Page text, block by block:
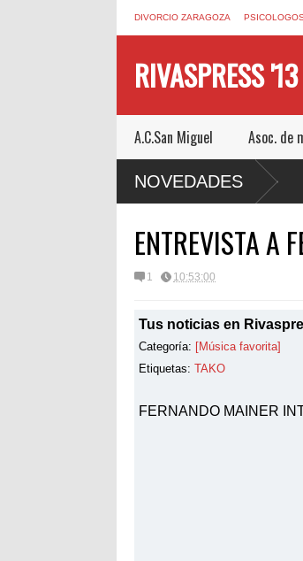
DIVORCIO ZARAGOZA
RIVASPRESS '13
A.C.San Miguel Asoc. de
NOVEDADES
UN ESCAPE ROOM DE MUCHO MIEDO EN
ENTREVISTA A
1 10:53:00
Tus noticias en
Categoría: [Música favorita]
Etiquetas: TAKO
FERNANDO MAINER